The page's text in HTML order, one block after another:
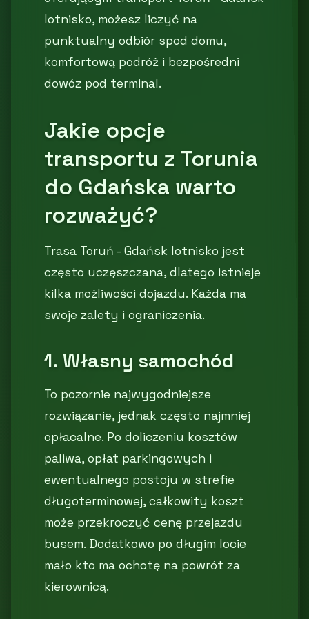
lotnisko, możesz liczyć na
punktualny odbiór spod domu,
komfortową podróż i bezpośredni
dowóz pod terminal.
Jakie opcje
transportu z Torunia
do Gdańska warto
rozważyć?
Trasa Toruń - Gdańsk lotnisko jest
często uczęszczana, dlatego istnieje
kilka możliwości dojazdu. Każda ma
swoje zalety i ograniczenia.
1. Własny samochód
To pozornie najwygodniejsze
rozwiązanie, jednak często najmniej
opłacalne. Po doliczeniu kosztów
paliwa, opłat parkingowych i
ewentualnego postoju w strefie
długoterminowej, całkowity koszt
może przekroczyć cenę przejazdu
busem. Dodatkowo po długim locie
mało kto ma ochotę na powrót za
kierownicą.